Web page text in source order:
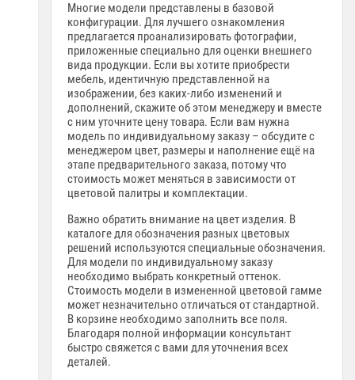
Многие модели представлены в базовой
конфигурации. Для лучшего ознакомления
предлагается проанализировать фотографии,
приложенные специально для оценки внешнего
вида продукции. Если вы хотите приобрести
мебель, идентичную представленной на
изображении, без каких-либо изменений и
дополнений, скажите об этом менеджеру и вместе
с ним уточните цену товара. Если вам нужна
модель по индивидуальному заказу – обсудите с
менеджером цвет, размеры и наполнение ещё на
этапе предварительного заказа, потому что
стоимость может меняться в зависимости от
цветовой палитры и комплектации.
Важно обратить внимание на цвет изделия. В
каталоге для обозначения разных цветовых
решений используются специальные обозначения.
Для модели по индивидуальному заказу
необходимо выбрать конкретный оттенок.
Стоимость модели в измененной цветовой гамме
может незначительно отличаться от стандартной.
В корзине необходимо заполнить все поля.
Благодаря полной информации консультант
быстро свяжется с вами для уточнения всех
деталей.